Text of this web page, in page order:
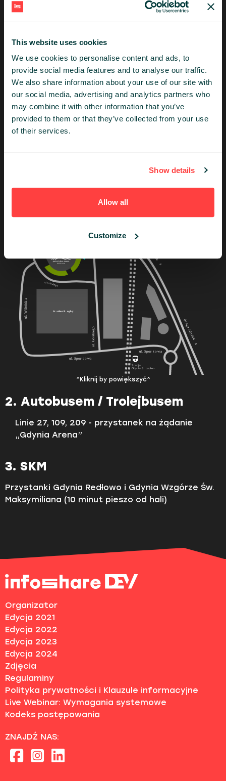
This website uses cookies
We use cookies to personalise content and ads, to
provide social media features and to analyse our traffic.
We also share information about your use of our site with
our social media, advertising and analytics partners who
may combine it with other information that you’ve
provided to them or that they’ve collected from your use
of their services.
Show details
Allow all
Customize
Przy Polsat Plus Arena Gdynia znajduje się
również znaleźć wiele innych bezpłatnych
Czas dojazdu
Gdynia Główna - 10 min
Sopot Centrum - 15 min
Stare miasto Gdańsk - 40 min
Port Lotniczy Gdańsk im. Lecha Wałęsy - 30
^Kliknij by powiększyć^
2. Autobusem / Trolejbusem
Linie 27, 109, 209 - przystanek na żądanie
„Gdynia Arena”
3. SKM
Przystanki Gdynia Redłowo i Gdynia Wzgórze Św.
Maksymiliana (10 minut pieszo od hali)
Organizator
Edycja 2021
Edycja 2022
Edycja 2023
Edycja 2024
Zdjęcia
Regulaminy
Polityka prywatności i Klauzule informacyjne
Live Webinar: Wymagania systemowe
Kodeks postępowania
ZNAJDŹ NAS: